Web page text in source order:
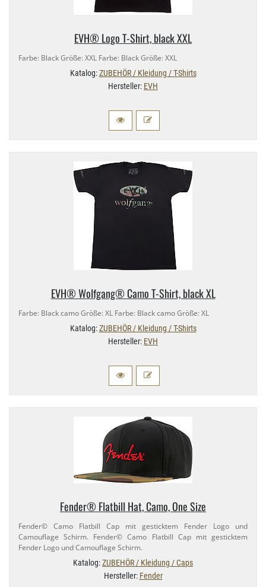
EVH® Logo T-​Shirt, black XXL
Farbe: Black Größe: XXL Farbe: Black Größe: XXL
Katalog:ZUBEHÖR / Kleidung / T-Shirts
Hersteller: EVH
EVH® Wolfgang® Camo T-​Shirt, black XL
Farbe: Black camo Größe: XL Farbe: Black camo Größe: XL
Katalog:ZUBEHÖR / Kleidung / T-Shirts
Hersteller: EVH
Fender® Flatbill Hat, Camo, One Size
Fender© Camo Flatbill Cap mit gesticktem Fender Logo und
Camouflage Schirm. Fender© Camo Flatbill Cap mit gesticktem
Fender Logo und Camouflage Schirm.
Katalog:ZUBEHÖR / Kleidung / Caps
Hersteller: Fender